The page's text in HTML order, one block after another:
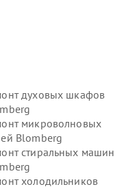
духовых шкафов
микроволновых
Blomberg
стиральных машин
холодильников